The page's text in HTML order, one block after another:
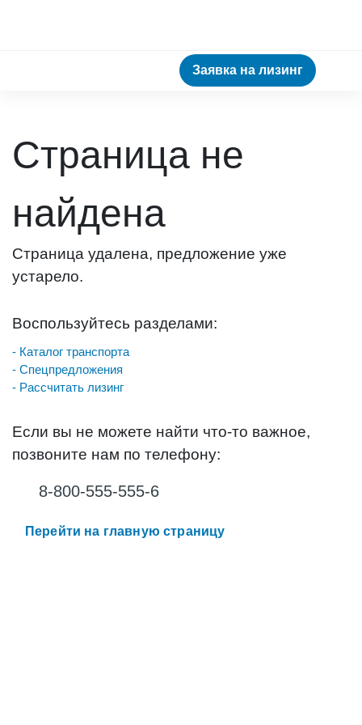
Заявка на лизинг
Страница не
найдена
Страница удалена, предложение уже
устарело.
Воспользуйтесь разделами:
- Каталог транспорта
- Спецпредложения
- Рассчитать лизинг
Если вы не можете найти что-то важное,
позвоните нам по телефону:
8-800-555-555-6
Перейти на главную страницу